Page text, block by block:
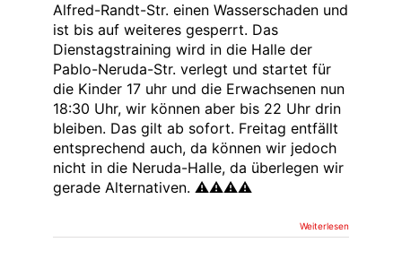
Alfred-Randt-Str. einen Wasserschaden und
ist bis auf weiteres gesperrt. Das
Dienstagstraining wird in die Halle der
Pablo-Neruda-Str. verlegt und startet für
die Kinder 17 uhr und die Erwachsenen nun
18:30 Uhr, wir können aber bis 22 Uhr drin
bleiben. Das gilt ab sofort. Freitag entfällt
entsprechend auch, da können wir jedoch
nicht in die Neruda-Halle, da überlegen wir
gerade Alternativen. ⚠⚠⚠⚠
Weiterlesen